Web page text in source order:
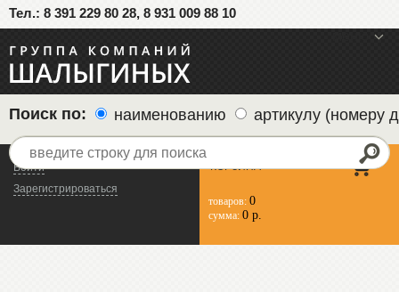
Тел.: 8 391 229 80 28, 8 931 009 88 10
Войти
Зарегистрироваться
КОРЗИНА
товаров: 0
сумма: 0 р.
Поиск по: наименованию артикулу (номеру